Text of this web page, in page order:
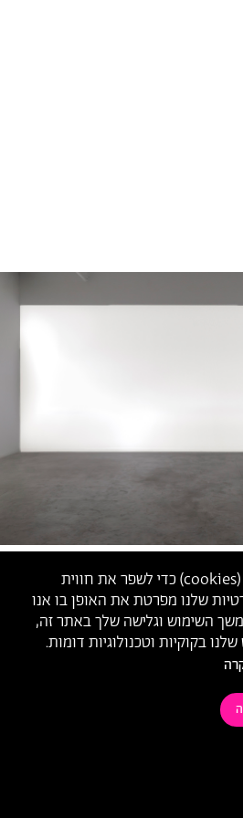
cookies) כדי לשפר את חווית
שלנו מפרטת את האופן בו אנו
השימוש וגלישה שלך באתר זה,
בקוקיות וטכנולוגיות דומות.